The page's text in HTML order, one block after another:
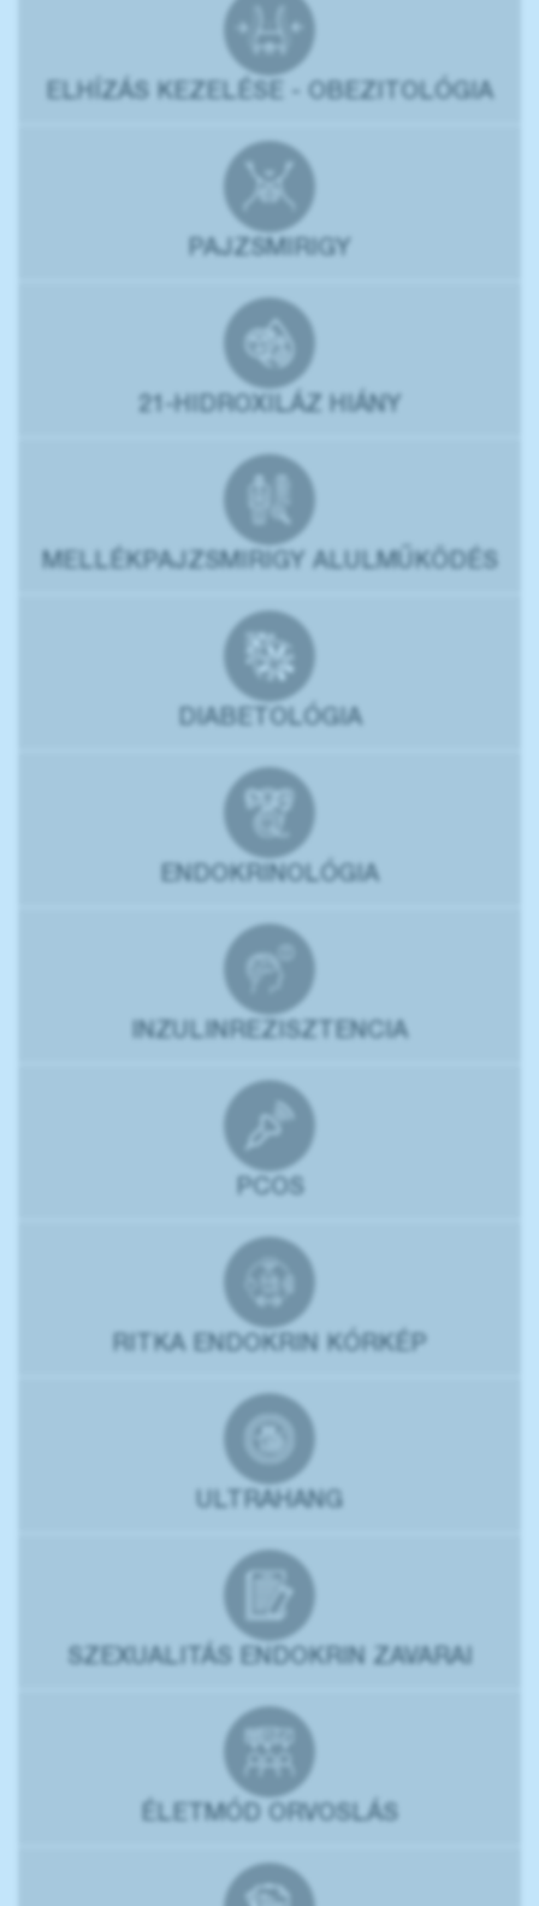
ELHÍZÁS KEZELÉSE - OBEZITOLÓGIA
PAJZSMIRIGY
21-HIDROXILÁZ HIÁNY
MELLÉKPAJZSMIRIGY ALULMŰKÖDÉS
DIABETOLÓGIA
ENDOKRINOLÓGIA
INZULINREZISZTENCIA
PCOS
RITKA ENDOKRIN KÓRKÉP
ULTRAHANG
SZEXUALITÁS ENDOKRIN ZAVARAI
ÉLETMÓD ORVOSLÁS